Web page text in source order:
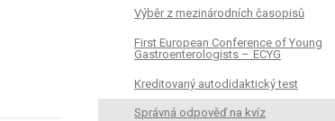
Výběr z mezinárodních časopisů
First European Conference of Young
Gastroenterologists – ECYG
Kreditovaný autodidaktický test
Správná odpověď na kvíz